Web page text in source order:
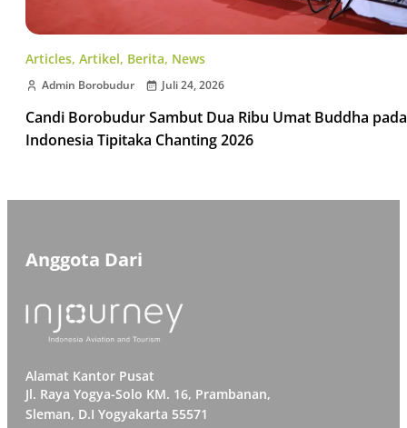
Articles, Artikel, Berita, News
Admin Borobudur Juli 24, 2026
Candi Borobudur Sambut Dua Ribu Umat Buddha pada
Indonesia Tipitaka Chanting 2026
Anggota Dari
Alamat Kantor Pusat
Jl. Raya Yogya-Solo KM. 16, Prambanan,
Sleman, D.I Yogyakarta 55571